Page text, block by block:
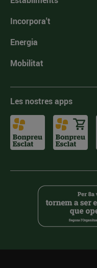
Incorpora't
Energia
Mobilitat
Les nostres apps